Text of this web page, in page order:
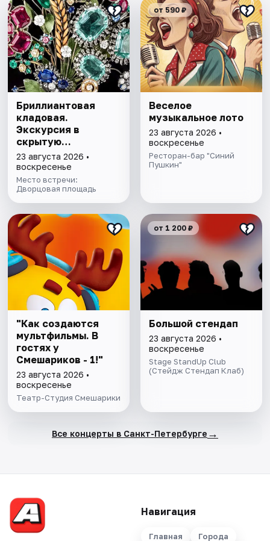
Бриллиантовая
кладовая.
Экскурсия в
скрытую
сокровищницу
Эрмитажа с
билетом в музей
23 августа 2026 •
воскресенье
Место встречи:
Дворцовая площадь
от 590 ₽
Веселое
музыкальное лото
23 августа 2026 •
воскресенье
Ресторан-бар "Синий
Пушкин"
"Как создаются
мультфильмы. В
гостях у
Смешариков - 1!"
23 августа 2026 •
воскресенье
Театр-Студия Смешарики
от 1 200 ₽
Большой стендап
23 августа 2026 •
воскресенье
Stage StandUp Club
(Стейдж Стендап Клаб)
Все концерты в Санкт-Петербурге →
Навигация
Главная Города